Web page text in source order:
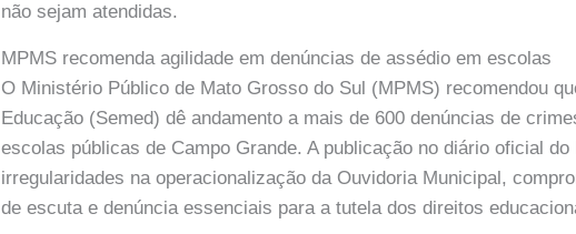
não sejam atendidas.
MPMS recomenda agilidade em denúncias de assédio em escolas
O Ministério Público de Mato Grosso do Sul (MPMS) recomendou
Educação (Semed) dê andamento a mais de 600 denúncias de
escolas públicas de Campo Grande. A publicação no diário oficial do
irregularidades na operacionalização da Ouvidoria Municipal,
de escuta e denúncia essenciais para a tutela dos direitos